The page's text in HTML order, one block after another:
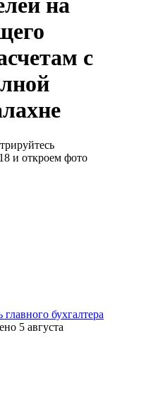
на
с
и откроем фото
бухгалтера
5 августа